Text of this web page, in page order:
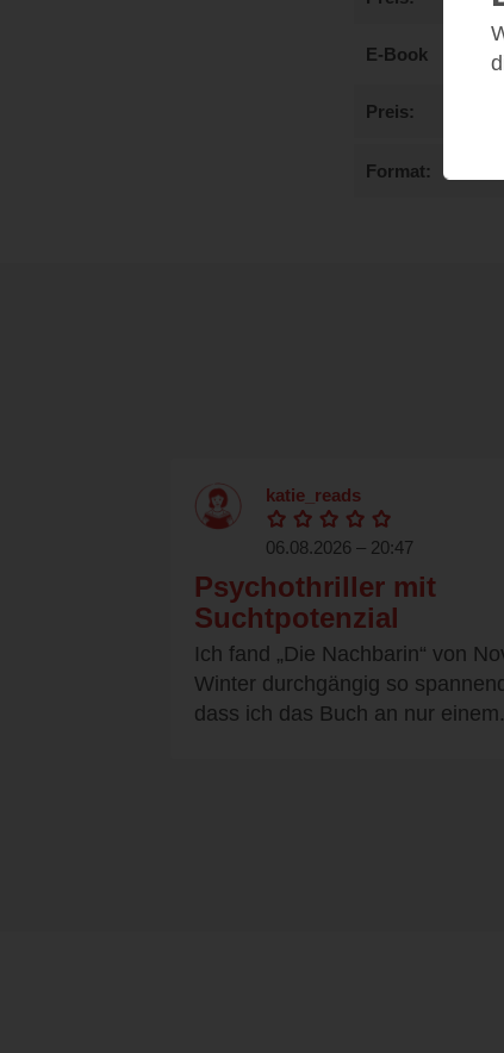
E-Book
Preis
Format
katie_reads
06.08.2026 – 20:47
Psychothriller mit
Suchtpotenzial
Ich fand „Die Nachbarin“ von
Winter durchgängig so
dass ich das Buch an nur